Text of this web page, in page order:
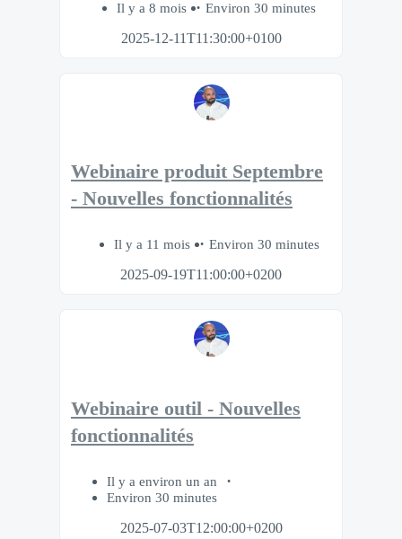
Il y a 8 mois
Environ 30 minutes
2025-12-11T11:30:00+0100
Webinaire produit Septembre
- Nouvelles fonctionnalités
Il y a 11 mois
Environ 30 minutes
2025-09-19T11:00:00+0200
Webinaire outil - Nouvelles
fonctionnalités
Il y a environ un an
Environ 30 minutes
2025-07-03T12:00:00+0200